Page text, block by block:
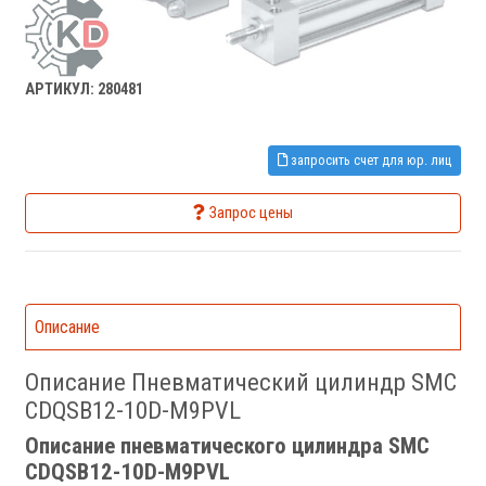
АРТИКУЛ: 280481
запросить счет для юр. лиц
Запрос цены
Описание
Описание Пневматический цилиндр SMC
CDQSB12-10D-M9PVL
Описание пневматического цилиндра SMC
CDQSB12-10D-M9PVL